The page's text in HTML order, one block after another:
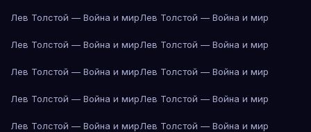
Лев Толстой — Война и мирЛев Толстой — Война и мир
Лев Толстой — Война и мирЛев Толстой — Война и мир
Лев Толстой — Война и мирЛев Толстой — Война и мир
Лев Толстой — Война и мирЛев Толстой — Война и мир
Лев Толстой — Война и мирЛев Толстой — Война и мир